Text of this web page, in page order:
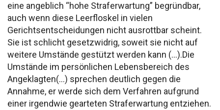
eine angeblich “hohe Straferwartung” begründbar,
auch wenn diese Leerfloskel in vielen
Gerichtsentscheidungen nicht ausrottbar scheint.
Sie ist schlicht gesetzwidrig, soweit sie nicht auf
weitere Umstände gestützt werden kann (…).Die
Umstände im persönlichen Lebensbereich des
Angeklagten(…) sprechen deutlich gegen die
Annahme, er werde sich dem Verfahren aufgrund
einer irgendwie gearteten Straferwartung entziehen.